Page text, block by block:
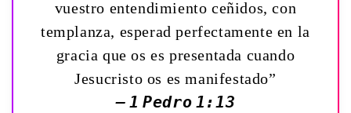
vuestro entendimiento ceñidos, con
templanza, esperad perfectamente en la
gracia que os es presentada cuando
Jesucristo os es manifestado”
— 1 Pedro 1:13